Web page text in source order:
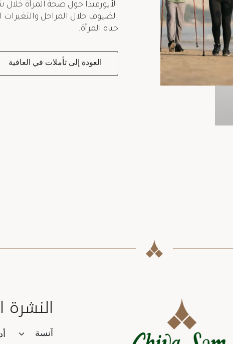
الأيورفيدا حول صحة المرأة
الضيوف خلال المراحل والتغيرات
حياة المرأة.
العودة إلى تأملات في العافية
النشرة
Salutation